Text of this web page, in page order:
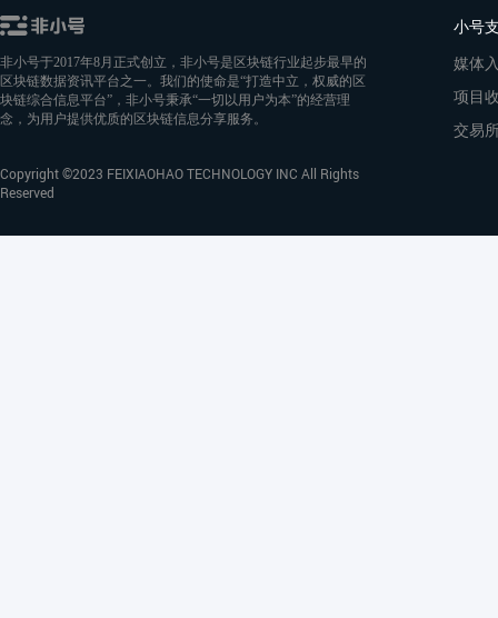
非小号于2017年8月正式创立，非小号是区块链行业起步最早的
区块链数据资讯平台之一。我们的使命是“打造中立，权威的区
块链综合信息平台”，非小号秉承“一切以用户为本”的经营理
念，为用户提供优质的区块链信息分享服务。
Copyright ©2023 FEIXIAOHAO TECHNOLOGY INC All Rights
Reserved
小号
媒体
项目
交易